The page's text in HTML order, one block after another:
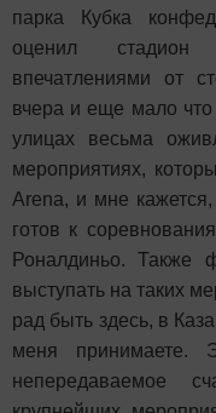
парка Кубка
оценил
впечатлениями от
вчера и еще мало что
улицах весьма
мероприятиях,
Arena, и мне
готов к
Роналдиньо. Также
выступать на таких
рад быть здесь, в
меня принимаете.
непередаваемое